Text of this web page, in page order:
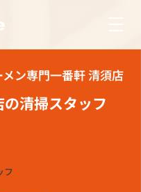
ン専門一番軒 清須店
の清掃スタッフ
フ